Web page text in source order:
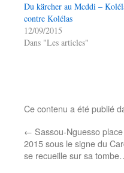
Du kärcher au Mcddi –
contre Kolélas
12/09/2015
Dans "Les articles"
Ce contenu a été publié
← Sassou-Nguesso
2015 sous le signe du
se recueille sur sa